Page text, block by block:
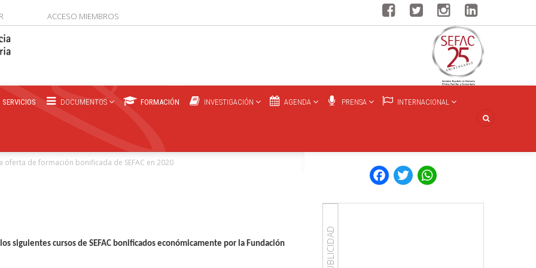
ACCESO MIEMBROS
SERVICIOS DOCUMENTOS FORMACIÓN INVESTIGACIÓN AGENDA PRENSA INTERNACIONAL
oferta de formación bonificada de SEFAC en 2020 Facebook
Twitter
siguientes cursos de SEFAC bonificados económicamente por la Fundación
PUBLICIDAD